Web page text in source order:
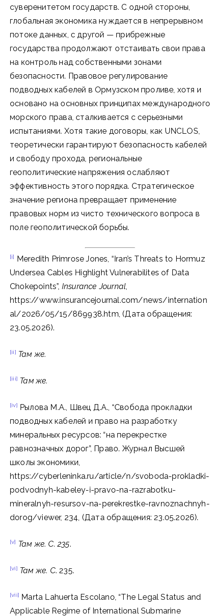
суверенитетом государств. С одной стороны,
глобальная экономика нуждается в непрерывном
потоке данных, с другой — прибрежные
государства продолжают отстаивать свои права
на контроль над собственными зонами
безопасности. Правовое регулирование
подводных кабелей в Ормузском проливе, хотя и
основано на основных принципах международного
морского права, сталкивается с серьезными
испытаниями. Хотя такие договоры, как UNCLOS,
теоретически гарантируют безопасность кабелей
и свободу прохода, региональные
геополитические напряжения ослабляют
эффективность этого порядка. Стратегическое
значение региона превращает применение
правовых норм из чисто технического вопроса в
поле геополитической борьбы.
[i] Meredith Primrose Jones, “Iran’s Threats to Hormuz
Undersea Cables Highlight Vulnerabilites of Data
Chokepoints”, Insurance Journal,
https://www.insurancejournal.com/news/internation
al/2026/05/15/869938.htm, (Дата обращения:
23.05.2026).
[ii] Там же.
[iii] Там же.
[iv] Рылова М.А., Швец Д.А., “Свобода прокладки
подводных кабелей и право на разработку
минеральных ресурсов: “на перекрестке
равнозначных дорог”, Право. Журнал Высшей
школы экономики,
https://cyberleninka.ru/article/n/svoboda-prokladki-
podvodnyh-kabeley-i-pravo-na-razrabotku-
mineralnyh-resursov-na-perekrestke-ravnoznachnyh-
dorog/viewer, 234, (Дата обращения: 23.05.2026).
[v] Там же. С. 235.
[vi] Там же. С. 235.
[vii] Marta Lahuerta Escolano, “The Legal Status and
Applicable Regime of International Submarine